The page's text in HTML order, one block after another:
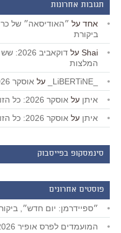
תגובות אחרונות
אחד על ״האודיסאה״ של
ביקורת
Shai על
דוקאביב
המלצות
על אוסקר 2026: כל הזוכים
איתן על אוסקר 2026: כל הזוכים
איתן על אוסקר 2026: כל הזוכים
סינמסקופ בפייסבוק
פוסטים אחרונים
״ספיידרמן: יום חדש״,